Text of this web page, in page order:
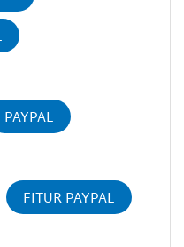
PAYPAL
FITUR PAYPAL